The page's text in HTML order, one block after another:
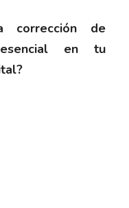
corrección de
en tu